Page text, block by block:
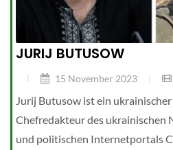
JURIJ BUTUSOW
15 November 2023
Jurij Butusow ist ein
Chefredakteur des ukrainischen
und politischen Internetportals